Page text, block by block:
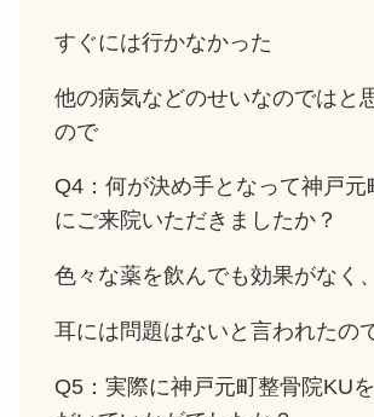
すぐには行かなかった
他の病気などのせいなのではと
ので
Q4：何が決め手となって神戸元
にご来院いただきましたか？
色々な薬を飲んでも効果がなく、
耳には問題はないと言われたの
Q5：実際に神戸元町整骨院KU